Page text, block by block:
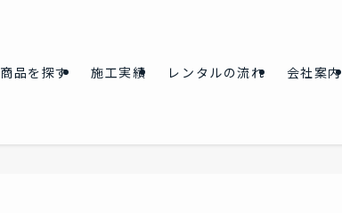
商品を探す 施工実績 レンタルの流れ 会社案内